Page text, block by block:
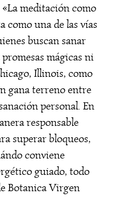
meditación como
como una de las vías
buscan sanar
mágicas ni
Illinois, como
gana terreno entre
personal. En
responsable
superar bloqueos,
conviene
guiado, todo
Botanica Virgen